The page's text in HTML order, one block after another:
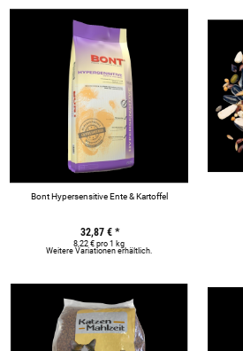
Bont Hypersensitive Ente & Kartoffel
32,87 €*
8,22 € pro 1 kg
Weitere Variationen erhältlich.